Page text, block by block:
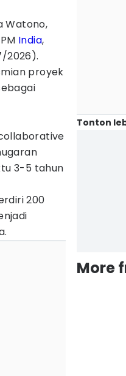
Watono,
India,
2026).
proyek
3-5 tahun
200
Tonton
More